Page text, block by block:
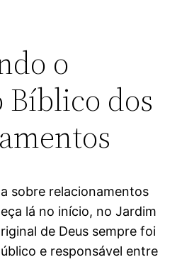
o
Bíblico dos
sobre relacionamentos
lá no início, no Jardim
de Deus sempre foi
e responsável entre